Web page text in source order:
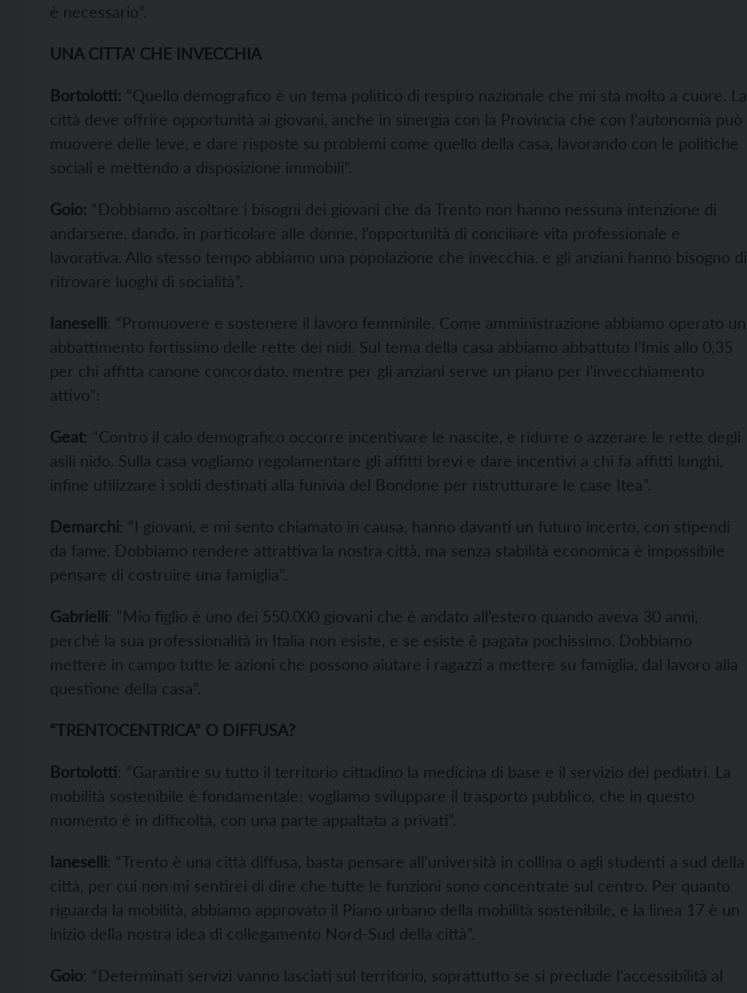
è necessario”.
UNA CITTA’ CHE INVECCHIA
Bortolotti: “Quello demografico è un tema politico di respiro nazionale che mi sta molto a cuore. La
città deve offrire opportunità ai giovani, anche in sinergia con la Provincia che con l’autonomia può
muovere delle leve, e dare risposte su problemi come quello della casa, lavorando con le politiche
sociali e mettendo a disposizione immobili”.
Goio: “Dobbiamo ascoltare i bisogni dei giovani che da Trento non hanno nessuna intenzione di
andarsene, dando, in particolare alle donne, l’opportunità di conciliare vita professionale e
lavorativa. Allo stesso tempo abbiamo una popolazione che invecchia, e gli anziani hanno bisogno di
ritrovare luoghi di socialità”.
Ianeselli: “Promuovere e sostenere il lavoro femminile. Come amministrazione abbiamo operato un
abbattimento fortissimo delle rette dei nidi. Sul tema della casa abbiamo abbattuto l’Imis allo 0,35
per chi affitta canone concordato, mentre per gli anziani serve un piano per l’invecchiamento
attivo”:
Geat: “Contro il calo demografico occorre incentivare le nascite, e ridurre o azzerare le rette degli
asili nido. Sulla casa vogliamo regolamentare gli affitti brevi e dare incentivi a chi fa affitti lunghi,
infine utilizzare i soldi destinati alla funivia del Bondone per ristrutturare le case Itea”.
Demarchi: “I giovani, e mi sento chiamato in causa, hanno davanti un futuro incerto, con stipendi
da fame. Dobbiamo rendere attrattiva la nostra città, ma senza stabilità economica è impossibile
pensare di costruire una famiglia”.
Gabrielli: “Mio figlio è uno dei 550.000 giovani che è andato all’estero quando aveva 30 anni,
perché la sua professionalità in Italia non esiste, e se esiste è pagata pochissimo. Dobbiamo
mettere in campo tutte le azioni che possono aiutare i ragazzi a mettere su famiglia, dal lavoro alla
questione della casa”.
“TRENTOCENTRICA” O DIFFUSA?
Bortolotti: “Garantire su tutto il territorio cittadino la medicina di base e il servizio dei pediatri. La
mobilità sostenibile è fondamentale: vogliamo sviluppare il trasporto pubblico, che in questo
momento è in difficoltà, con una parte appaltata a privati”.
Ianeselli: “Trento è una città diffusa, basta pensare all’università in collina o agli studenti a sud della
città, per cui non mi sentirei di dire che tutte le funzioni sono concentrate sul centro. Per quanto
riguarda la mobilità, abbiamo approvato il Piano urbano della mobilità sostenibile, e la linea 17 è un
inizio della nostra idea di collegamento Nord-Sud della città”.
Goio: “Determinati servizi vanno lasciati sul territorio, soprattutto se si preclude l’accessibilità al